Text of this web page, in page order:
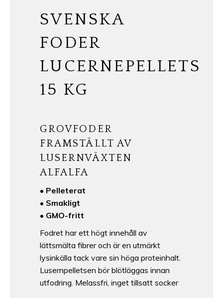
SVENSKA
FODER
LUCERNEPELLETS
15 KG
GROVFODER
FRAMSTÄLLT AV
LUSERNVÄXTEN
ALFALFA
• Pelleterat
• Smakligt
• GMO-fritt
Fodret har ett högt innehåll av
lättsmälta fibrer och är en utmärkt
lysinkälla tack vare sin höga proteinhalt.
Lusernpelletsen bör blötläggas innan
utfodring. Melassfri, inget tillsatt socker